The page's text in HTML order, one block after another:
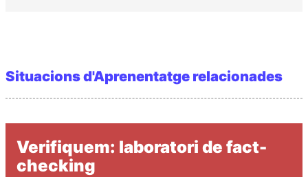
Situacions d'Aprenentatge relacionades
Verifiquem: laboratori de fact-
checking